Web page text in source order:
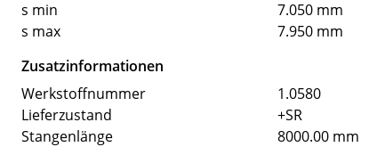
s min
7.050 mm
s max
7.950 mm
Zusatzinformationen
Werkstoffnummer
1.0580
Lieferzustand
+SR
Stangenlänge
8000.00 mm